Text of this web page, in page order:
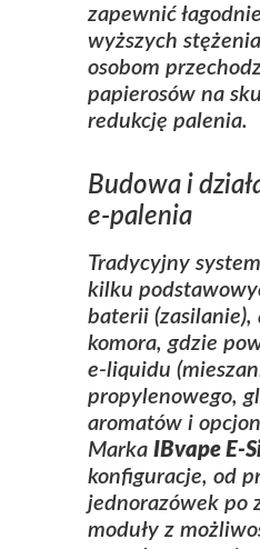
zapewnić
wyższych
osobom
papierosów na
redukcję palenia.
Budowa i
e‑palenia
Tradycyjny
kilku
baterii (zasilanie),
komora, gdzie
e‑liquidu
propylenowego,
aromatów i
Marka IBvape E-
konfiguracje, od
jednorazówek po
moduły z